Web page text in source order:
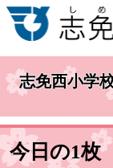
志免西小学
今日の1枚